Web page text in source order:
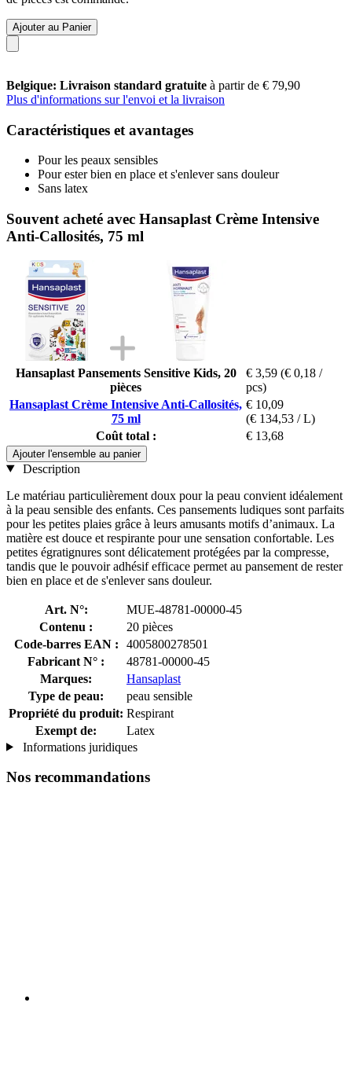
Ajouter au Panier
Belgique: Livraison standard gratuite à partir de € 79,90
Plus d'informations sur l'envoi et la livraison
Caractéristiques et avantages
Pour les peaux sensibles
Pour ester bien en place et s'enlever sans douleur
Sans latex
Souvent acheté avec Hansaplast Crème Intensive
Anti-Callosités, 75 ml
Hansaplast Pansements Sensitive Kids, 20
pièces
€ 3,59 (€ 0,18 /
pcs)
Hansaplast Crème Intensive Anti-Callosités,
75 ml
€ 10,09
(€ 134,53 / L)
Coût total :
€ 13,68
Ajouter l'ensemble au panier
Description
Le matériau particulièrement doux pour la peau convient idéalement
à la peau sensible des enfants. Ces pansements ludiques sont parfaits
pour les petites plaies grâce à leurs amusants motifs d’animaux. La
matière est douce et respirante pour une sensation confortable. Les
petites égratignures sont délicatement protégées par la compresse,
tandis que le pouvoir adhésif efficace permet au pansement de rester
bien en place et de s'enlever sans douleur.
Art. N°:
MUE-48781-00000-45
Contenu :
20 pièces
Code-barres EAN :
4005800278501
Fabricant N° :
48781-00000-45
Marques:
Hansaplast
Type de peau:
peau sensible
Propriété du produit: Respirant
Exempt de:
Latex
Informations juridiques
Nos recommandations